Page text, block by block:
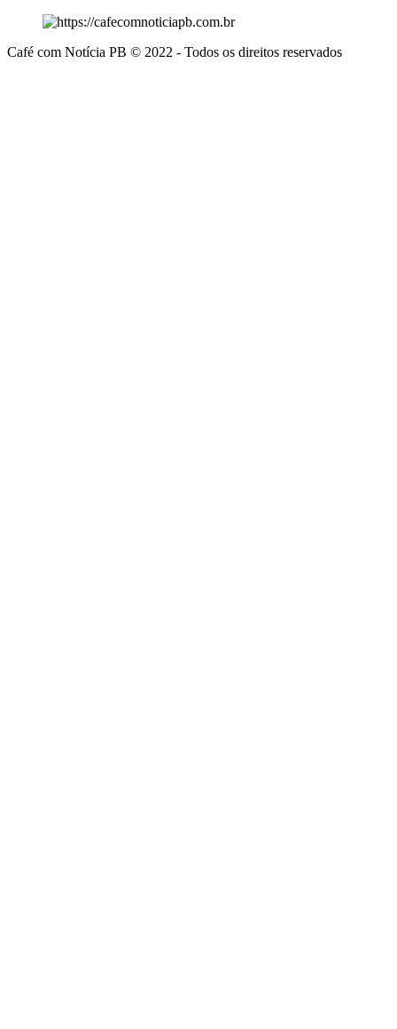
Café com Notícia PB © 2022 - Todos os direitos reservados